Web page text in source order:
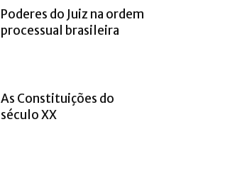
Poderes do Juiz na ordem
processual brasileira
As Constituições do
século XX